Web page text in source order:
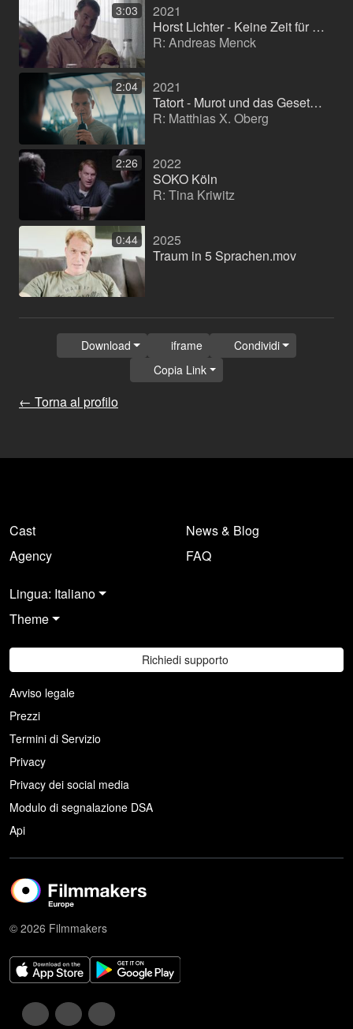
3:03
2021
Horst Lichter - Keine Zeit für Arschlöcher
R: Andreas Menck
2:04
2021
Tatort - Murot und das Gesetz des Karma
R: Matthias X. Oberg
2:26
2022
SOKO Köln
R: Tina Kriwitz
0:44
2025
Traum in 5 Sprachen.mov
← Torna al profilo
Download iframe
Condividi
Copia Link
Cast
Agency
News & Blog
FAQ
Lingua: Italiano
Theme
Richiedi supporto
Avviso legale
Prezzi
Termini di Servizio
Privacy
Privacy dei social media
Modulo di segnalazione DSA
Api
© 2026 Filmmakers